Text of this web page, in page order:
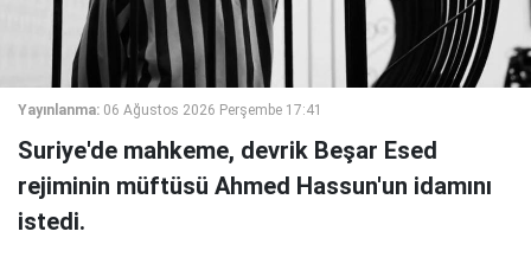
Yayınlanma: 06 Ağustos 2026 Perşembe 17:41
Suriye'de mahkeme, devrik Beşar Esed
rejiminin müftüsü Ahmed Hassun'un idamını
istedi.